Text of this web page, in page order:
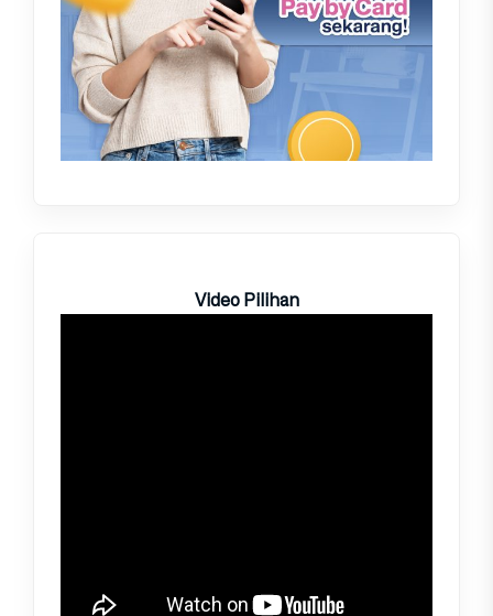
Video Pilihan